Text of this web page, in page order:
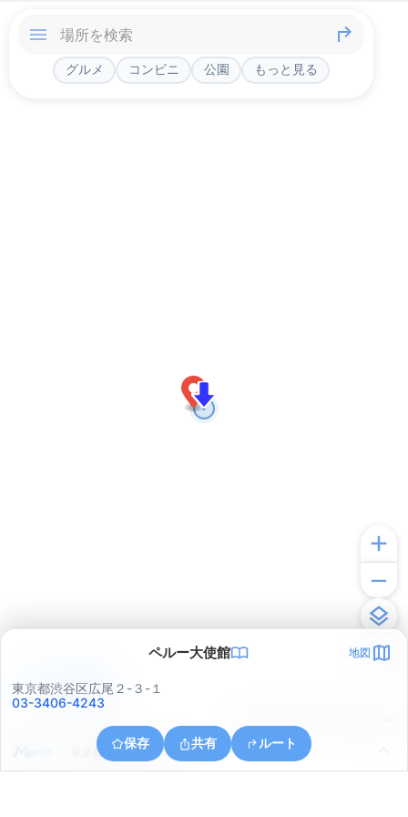
グルメ コンビニ 公園 もっと見る
ペルー大使館 地図
東京都渋谷区広尾２-３-１
03-3406-4243
保存 共有 ルート
東京都港区芝５丁目１８
アプリで見る